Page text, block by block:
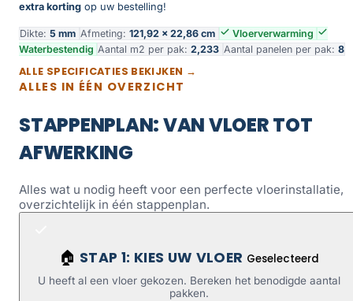
extra korting op uw bestelling!
Dikte: 5 mm Afmeting: 121,92 × 22,86 cm
Vloerverwarming
Waterbestendig Aantal m2 per pak: 2,233 Aantal panelen per pak: 8
ALLE SPECIFICATIES BEKIJKEN →
ALLES IN ÉÉN OVERZICHT
STAPPENPLAN: VAN VLOER TOT
AFWERKING
Alles wat u nodig heeft voor een perfecte vloerinstallatie,
overzichtelijk in één stappenplan.
🏠 STAP 1: KIES UW VLOER Geselecteerd
U heeft al een vloer gekozen. Bereken het benodigde aantal
pakken.